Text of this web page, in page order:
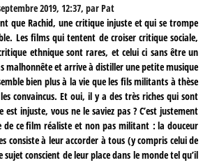
2019, 12:37,parPat
que Rachid, une critique injuste et qui se trompe
Les films qui tentent de croiser critique sociale,
ethnique sont rares, et celui ci sans être un
malhonnête et arrive à distiller une petite musique
bien plus à la vie que les fils militants à thèse
convaincus. Et oui, il y a des très riches qui sont
injuste, vous ne le saviez pas ? C’est justement
de ce film réaliste et non pas militant : la douceur
consiste à leur accorder à tous (y compris celui de
conscient de leur place dans le monde tel qu’il